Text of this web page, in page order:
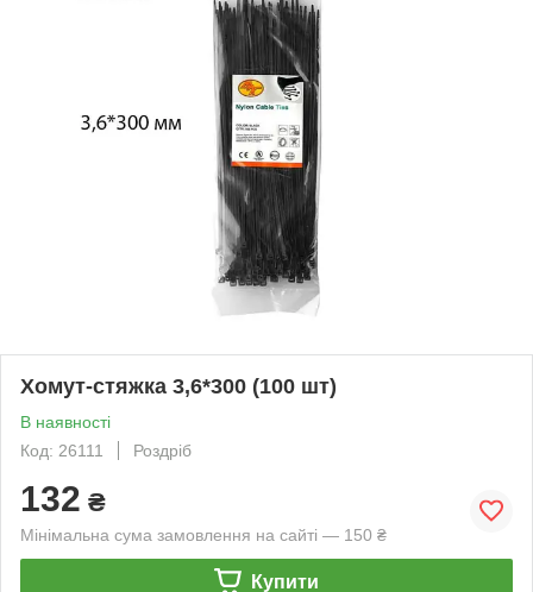
Хомут-стяжка 3,6*300 (100 шт)
В наявності
Код: 26111
Роздріб
132 ₴
Мінімальна сума замовлення на сайті — 150 ₴
Купити